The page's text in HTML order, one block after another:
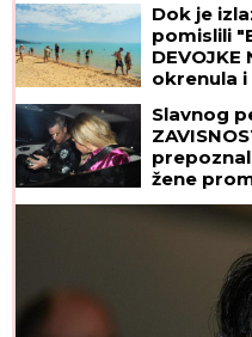
Dok je
pomislili
DEVOJKE
okrenula i
Slavnog
žene
KORENA